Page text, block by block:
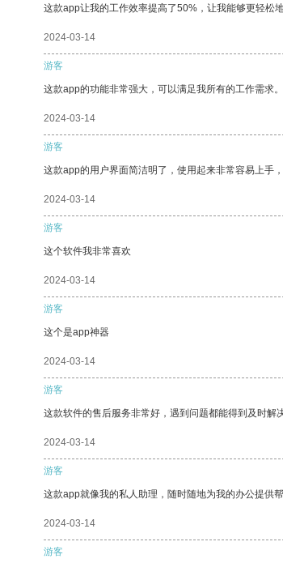
这款app让我的工作效率提高了50%，让我能够更轻松
2024-03-14
游客
这款app的功能非常强大，可以满足我所有的工作需求
2024-03-14
游客
这款app的用户界面简洁明了，使用起来非常容易上手
2024-03-14
游客
这个软件我非常喜欢
2024-03-14
游客
这个是app神器
2024-03-14
游客
这款软件的售后服务非常好，遇到问题都能得到及时解决
2024-03-14
游客
这款app就像我的私人助理，随时随地为我的办公提供帮
2024-03-14
游客